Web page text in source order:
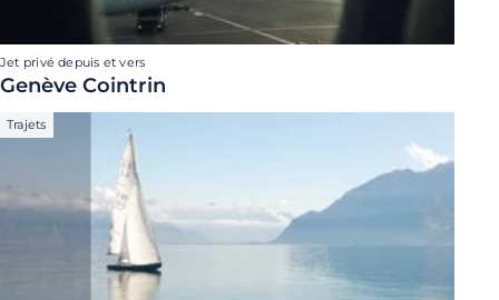
Jet privé depuis et vers
Genève Cointrin
Trajets